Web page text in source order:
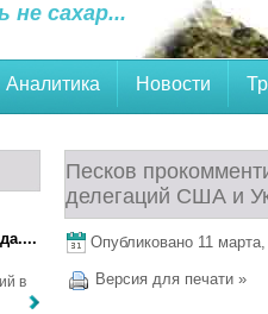
не сахар...
Аналитика Новости
Песков
делегаций США и
Опубликовано 11 марта,
Версия для печати »
.
в